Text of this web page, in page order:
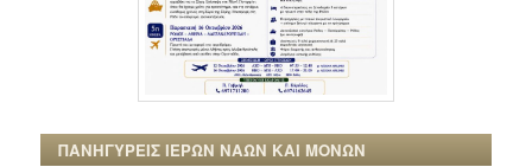
ΠΑΝΗΓΥΡΕΙΣ ΙΕΡΩΝ ΝΑΩΝ ΚΑΙ ΜΟΝΩΝ